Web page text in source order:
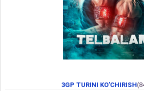
3GP TURINI KO'CHIRISH